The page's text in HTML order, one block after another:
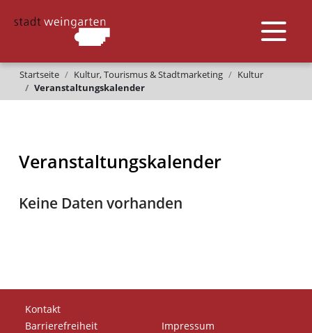
Startseite Kultur, Tourismus & Stadtmarketing
Kultur
Veranstaltungskalender
Veranstaltungskalender
Keine Daten vorhanden
Kontakt
Barrierefreiheit
Impressum